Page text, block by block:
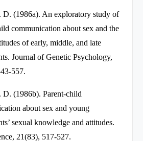
D. (1986a). An exploratory study of
communication about sex and the
of early, middle, and late
Journal of Genetic Psychology,
557.
D. (1986b). Parent-child
about sex and young
sexual knowledge and attitudes.
21(83), 517-527.